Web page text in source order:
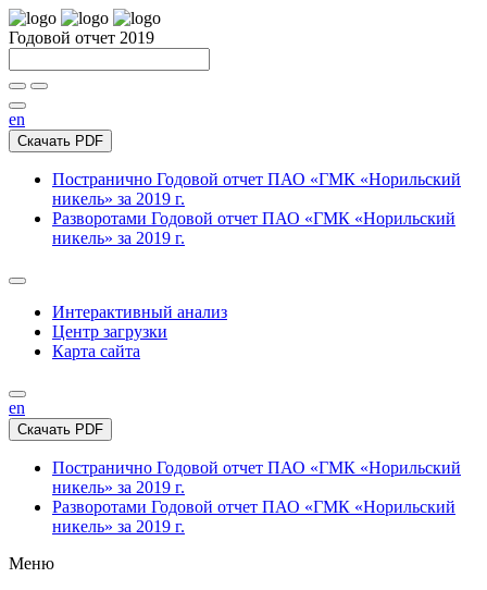
Годовой отчет 2019
en
Скачать PDF
Постранично Годовой отчет ПАО «ГМК «Норильский
никель» за 2019 г.
Разворотами Годовой отчет ПАО «ГМК «Норильский
никель» за 2019 г.
Интерактивный анализ
Центр загрузки
Карта сайта
en
Скачать PDF
Постранично Годовой отчет ПАО «ГМК «Норильский
никель» за 2019 г.
Разворотами Годовой отчет ПАО «ГМК «Норильский
никель» за 2019 г.
Меню